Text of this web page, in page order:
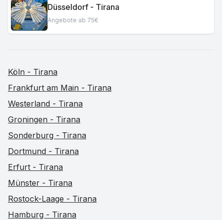
Düsseldorf - Tirana
Angebote ab 75€
Köln - Tirana
Frankfurt am Main - Tirana
Westerland - Tirana
Groningen - Tirana
Sonderburg - Tirana
Dortmund - Tirana
Erfurt - Tirana
Münster - Tirana
Rostock-Laage - Tirana
Hamburg - Tirana